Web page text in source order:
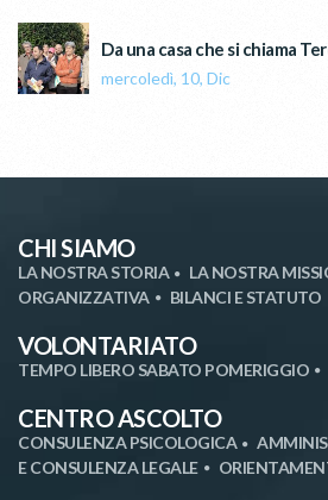
Da una casa che si chiama
mercoledì, 10, Dic
CHI SIAMO
LA NOSTRA STORIA LA NOSTRA
ORGANIZZATIVA
BILANCI E STATUTO
VOLONTARIATO
TEMPO LIBERO SABATO POMERIGGIO
CENTRO ASCOLTO
CONSULENZA PSICOLOGICA
E CONSULENZA LEGALE